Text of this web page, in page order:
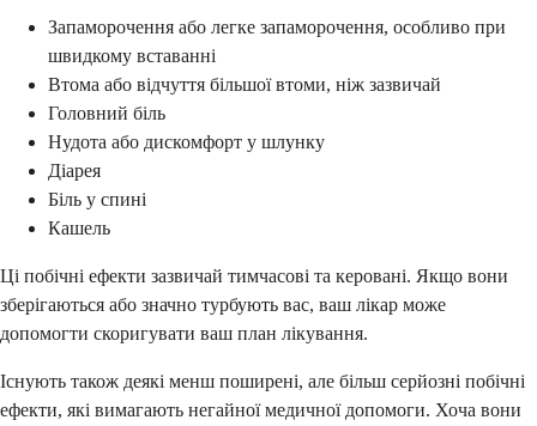
Запаморочення або легке запаморочення, особливо при
швидкому вставанні
Втома або відчуття більшої втоми, ніж зазвичай
Головний біль
Нудота або дискомфорт у шлунку
Діарея
Біль у спині
Кашель
Ці побічні ефекти зазвичай тимчасові та керовані. Якщо вони
зберігаються або значно турбують вас, ваш лікар може
допомогти скоригувати ваш план лікування.
Існують також деякі менш поширені, але більш серйозні побічні
ефекти, які вимагають негайної медичної допомоги. Хоча вони